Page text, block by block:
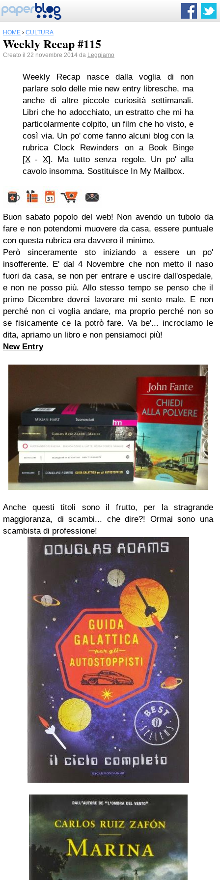
HOME › CULTURA
Weekly Recap #115
Creato il 22 novembre 2014 da Leggiamo
Weekly Recap nasce dalla voglia di non
parlare solo delle mie new entry libresche, ma
anche di altre piccole curiosità settimanali.
Libri che ho adocchiato, un estratto che mi ha
particolarmente colpito, un film che ho visto, e
così via. Un po' come fanno alcuni blog con la
rubrica Clock Rewinders on a Book Binge
[X - X]. Ma tutto senza regole. Un po' alla
cavolo insomma. Sostituisce In My Mailbox.
Buon sabato popolo del web! Non avendo un tubolo da
fare e non potendomi muovere da casa, essere puntuale
con questa rubrica era davvero il minimo.
Però sinceramente sto iniziando a essere un po'
insofferente. E' dal 4 Novembre che non metto il naso
fuori da casa, se non per entrare e uscire dall'ospedale,
e non ne posso più. Allo stesso tempo se penso che il
primo Dicembre dovrei lavorare mi sento male. E non
perché non ci voglia andare, ma proprio perché non so
se fisicamente ce la potrò fare. Va be'... incrociamo le
dita, apriamo un libro e non pensiamoci più!
New Entry
Anche questi titoli sono il frutto, per la stragrande
maggioranza, di scambi... che dire?! Ormai sono una
scambista di professione!